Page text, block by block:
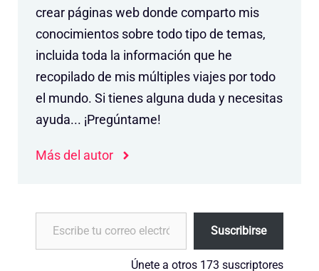
crear páginas web donde comparto mis
conocimientos sobre todo tipo de temas,
incluida toda la información que he
recopilado de mis múltiples viajes por todo
el mundo. Si tienes alguna duda y necesitas
ayuda... ¡Pregúntame!
Más del autor
Escribe tu correo electrónico…
Suscribirse
Únete a otros 173 suscriptores